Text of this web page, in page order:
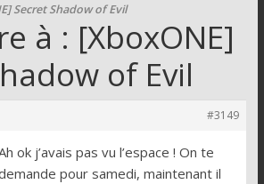
Secret Shadow of Evil
à : [XboxONE]
of Evil
#3149
ok j’avais pas vu l’espace ! On te
pour samedi, maintenant il